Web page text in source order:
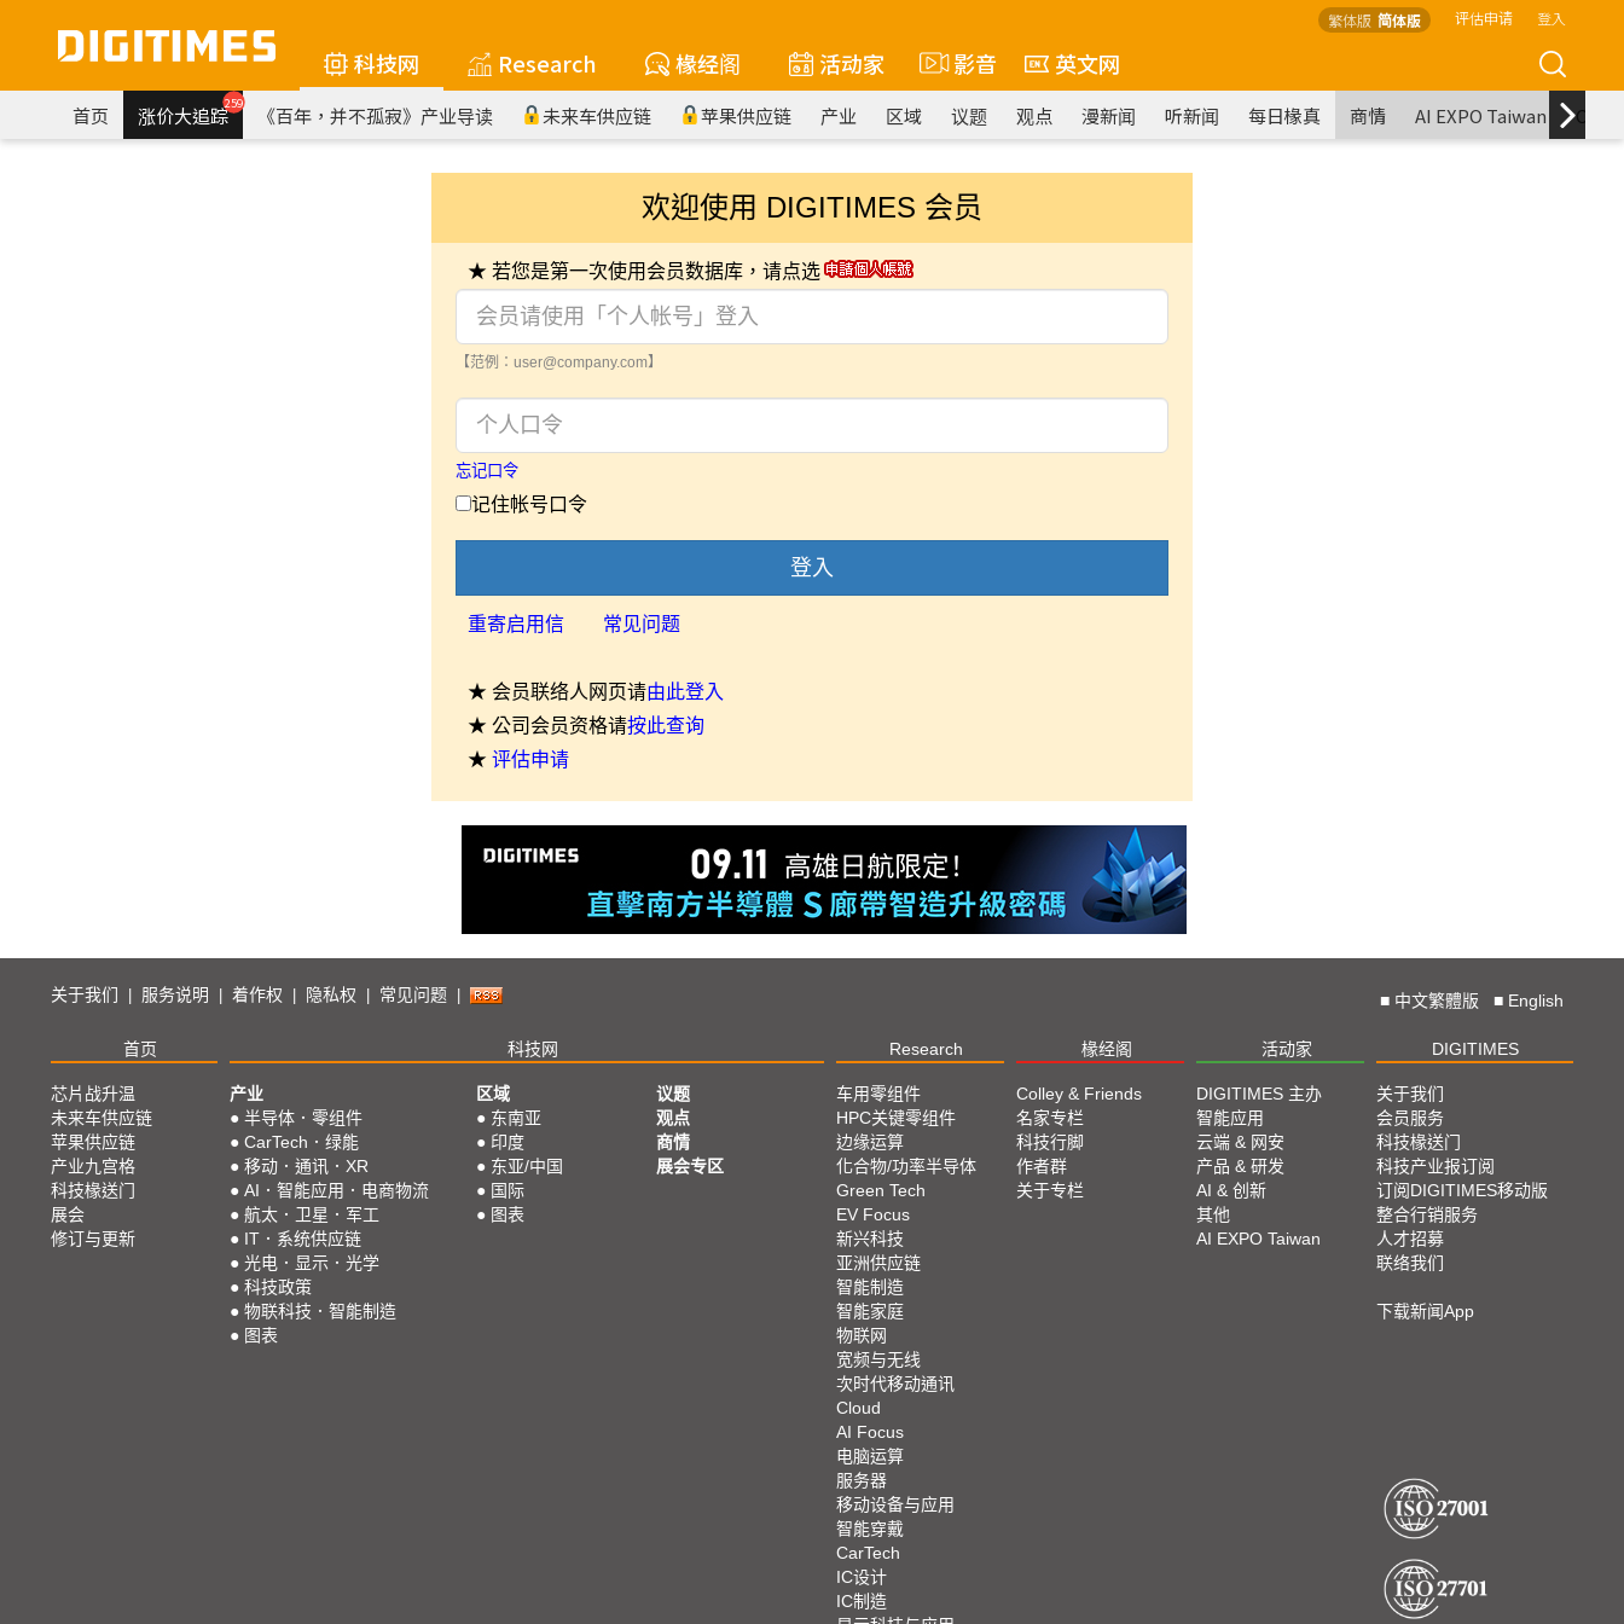
繁体版 简体版 评估申请 登入
科技网 Research 椽经阁 活动家 影音 英文网
首页 涨价大追踪259 《百年，并不孤寂》产业导读 未来车供应链 苹果供应链 产业 区域 议题 观点 漫新闻 听新闻 每日椽真 商情 AI EXPO Taiwan
欢迎使用 DIGITIMES 会员
★ 若您是第一次使用会员数据库，请点选
【范例：user@company.com】
忘记口令
记住帐号口令
登入
重寄启用信 常见问题
★ 会员联络人网页请由此登入
★ 公司会员资格请按此查询
★ 评估申请
关于我们 服务说明 着作权 隐私权 常见问题 ■ 中文繁體版 ■ English
首页 科技网 Research 椽经阁 活动家 DIGITIMES
芯片战升温
未来车供应链
苹果供应链
产业九宫格
科技椽送门
展会
修订与更新
产业
● 半导体．零组件
● CarTech．绿能
● 移动．通讯．XR
● AI．智能应用．电商物流
● 航太．卫星．军工
● IT．系统供应链
● 光电．显示．光学
● 科技政策
● 物联科技．智能制造
● 图表
区域
● 东南亚
● 印度
● 东亚/中国
● 国际
● 图表
议题
观点
商情
展会专区
车用零组件
HPC关键零组件
边缘运算
化合物/功率半导体
Green Tech
EV Focus
新兴科技
亚洲供应链
智能制造
智能家庭
物联网
宽频与无线
次时代移动通讯
Cloud
AI Focus
电脑运算
服务器
移动设备与应用
智能穿戴
CarTech
IC设计
IC制造
Colley & Friends
名家专栏
科技行脚
作者群
关于专栏
DIGITIMES 主办
智能应用
云端 & 网安
产品 & 研发
AI & 创新
其他
AI EXPO Taiwan
关于我们
会员服务
科技椽送门
科技产业报订阅
订阅DIGITIMES移动版
整合行销服务
人才招募
联络我们
下载新闻App